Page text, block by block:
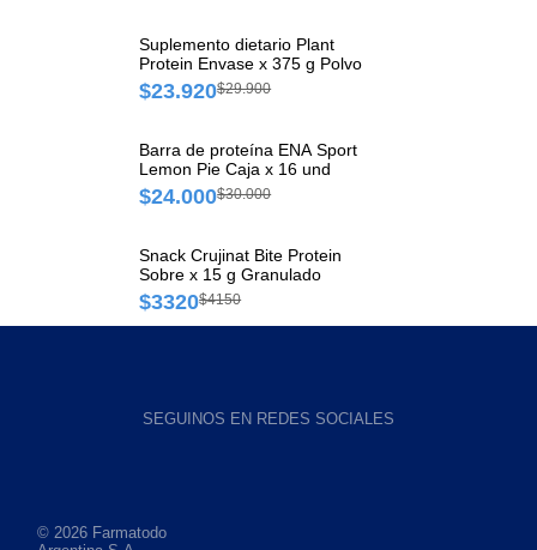
Suplemento dietario Plant
Protein Envase x 375 g Polvo
$23.920$29.900
Barra de proteína ENA Sport
Lemon Pie Caja x 16 und
$24.000$30.000
Snack Crujinat Bite Protein
Sobre x 15 g Granulado
$3320$4150
SEGUINOS EN REDES SOCIALES
© 2026 Farmatodo